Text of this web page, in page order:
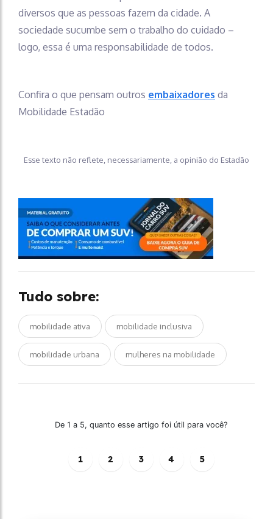
diversos que as pessoas fazem da cidade. A
sociedade sucumbe sem o trabalho do cuidado –
logo, essa é uma responsabilidade de todos.
Confira o que pensam outros embaixadores da
Mobilidade Estadão
Esse texto não reflete, necessariamente, a opinião do Estadão
Tudo sobre:
mobilidade ativa mobilidade inclusiva
mobilidade urbana mulheres na mobilidade
De 1 a 5, quanto esse artigo foi útil para você?
1 2 3 4 5